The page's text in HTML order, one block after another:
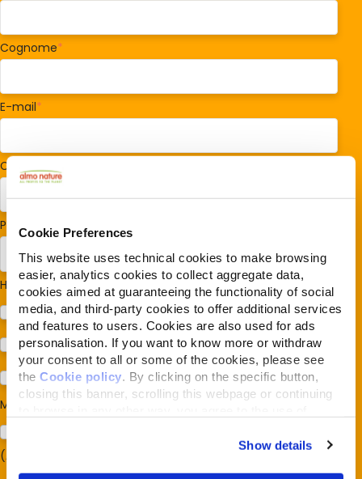
Cookie Preferences
This website uses technical cookies to make browsing
easier, analytics cookies to collect aggregate data,
cookies aimed at guaranteeing the functionality of social
media, and third-party cookies to offer additional services
and features to users. Cookies are also used for ads
personalisation. If you want to know more or withdraw
your consent to all or some of the cookies, please see
the Cookie policy . By clicking on the specific button,
closing this banner, scrolling this webpage or continuing
Show details
Cognome*
E-mail*
Codice postale
Paese/Regione*
Hai cani o gatti? *
Cane
Gatto
Per ora no
Mi interessa:
(Almonature - Fondazione Capellino)